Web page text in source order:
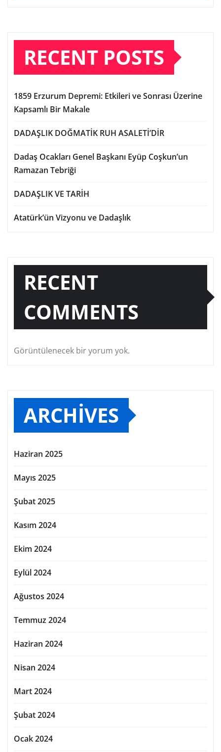
RECENT POSTS
1859 Erzurum Depremi: Etkileri ve Sonrası Üzerine
Kapsamlı Bir Makale
DADAŞLIK DOĞMATİK RUH ASALETİ’DİR
Dadaş Ocakları Genel Başkanı Eyüp Coşkun’un
Ramazan Tebriği
DADAŞLIK VE TARİH
Atatürk’ün Vizyonu ve Dadaşlık
RECENT
COMMENTS
Görüntülenecek bir yorum yok.
ARCHIVES
Haziran 2025
Mayıs 2025
Şubat 2025
Kasım 2024
Ekim 2024
Eylül 2024
Ağustos 2024
Temmuz 2024
Haziran 2024
Nisan 2024
Mart 2024
Şubat 2024
Ocak 2024